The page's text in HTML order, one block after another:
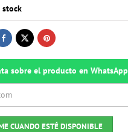
stock
sobre el producto en WhatsApp
CUANDO ESTÉ DISPONIBLE